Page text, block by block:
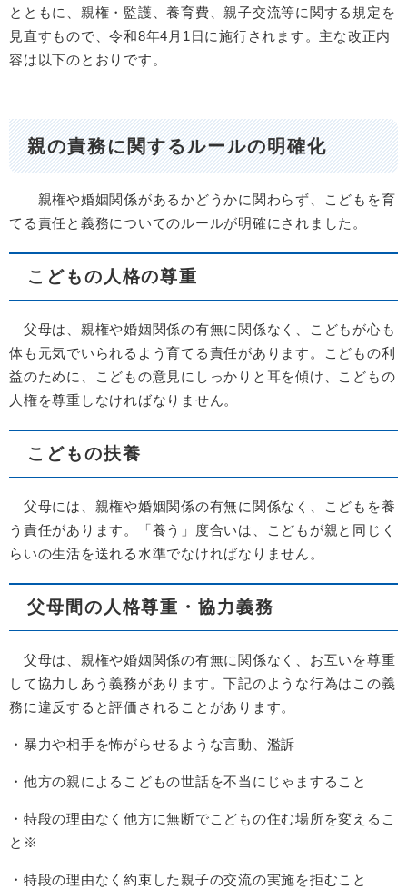
とともに、親権・監護、養育費、親子交流等に関する規定を
見直すもので、令和8年4月1日に施行されます。主な改正内
容は以下のとおりです。
親の責務に関するルールの明確化
親権や婚姻関係があるかどうかに関わらず、こどもを育
てる責任と義務についてのルールが明確にされました。
こどもの人格の尊重
父母は、親権や婚姻関係の有無に関係なく、こどもが心も
体も元気でいられるよう育てる責任があります。こどもの利
益のために、こどもの意見にしっかりと耳を傾け、こどもの
人権を尊重しなければなりません。
こどもの扶養
父母には、親権や婚姻関係の有無に関係なく、こどもを養
う責任があります。「養う」度合いは、こどもが親と同じく
らいの生活を送れる水準でなければなりません。
父母間の人格尊重・協力義務
父母は、親権や婚姻関係の有無に関係なく、お互いを尊重
して協力しあう義務があります。下記のような行為はこの義
務に違反すると評価されることがあります。
・暴力や相手を怖がらせるような言動、濫訴
・他方の親によるこどもの世話を不当にじゃますること
・特段の理由なく他方に無断でこどもの住む場所を変えるこ
と※
・特段の理由なく約束した親子の交流の実施を拒むこと